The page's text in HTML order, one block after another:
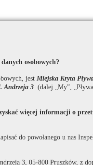
osobowych?
jest Miejska Kryta
Andrzeja 3 (dalej „My”,
więcej informacji o
do powołanego u nas
3, 05-800 Pruszków, z